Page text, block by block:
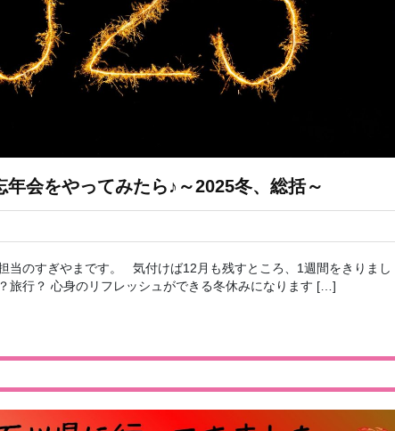
会をやってみたら♪～2025冬、総括～
当のすぎやまです。 気付けば12月も残すところ、1週間をきりまし
旅行？ 心身のリフレッシュができる冬休みになります […]